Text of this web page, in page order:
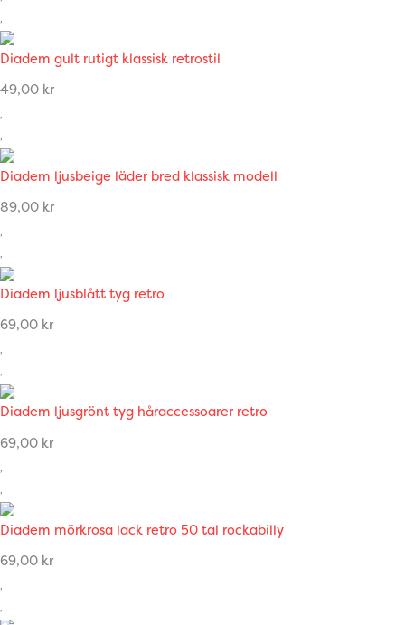
Diadem gult rutigt klassisk retrostil
49,00 kr
Diadem ljusbeige läder bred klassisk modell
89,00 kr
Diadem ljusblått tyg retro
69,00 kr
Diadem ljusgrönt tyg håraccessoarer retro
69,00 kr
Diadem mörkrosa lack retro 50 tal rockabilly
69,00 kr